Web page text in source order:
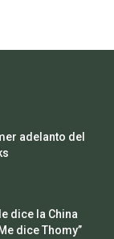
adelanto del
dice la China
dice Thomy”